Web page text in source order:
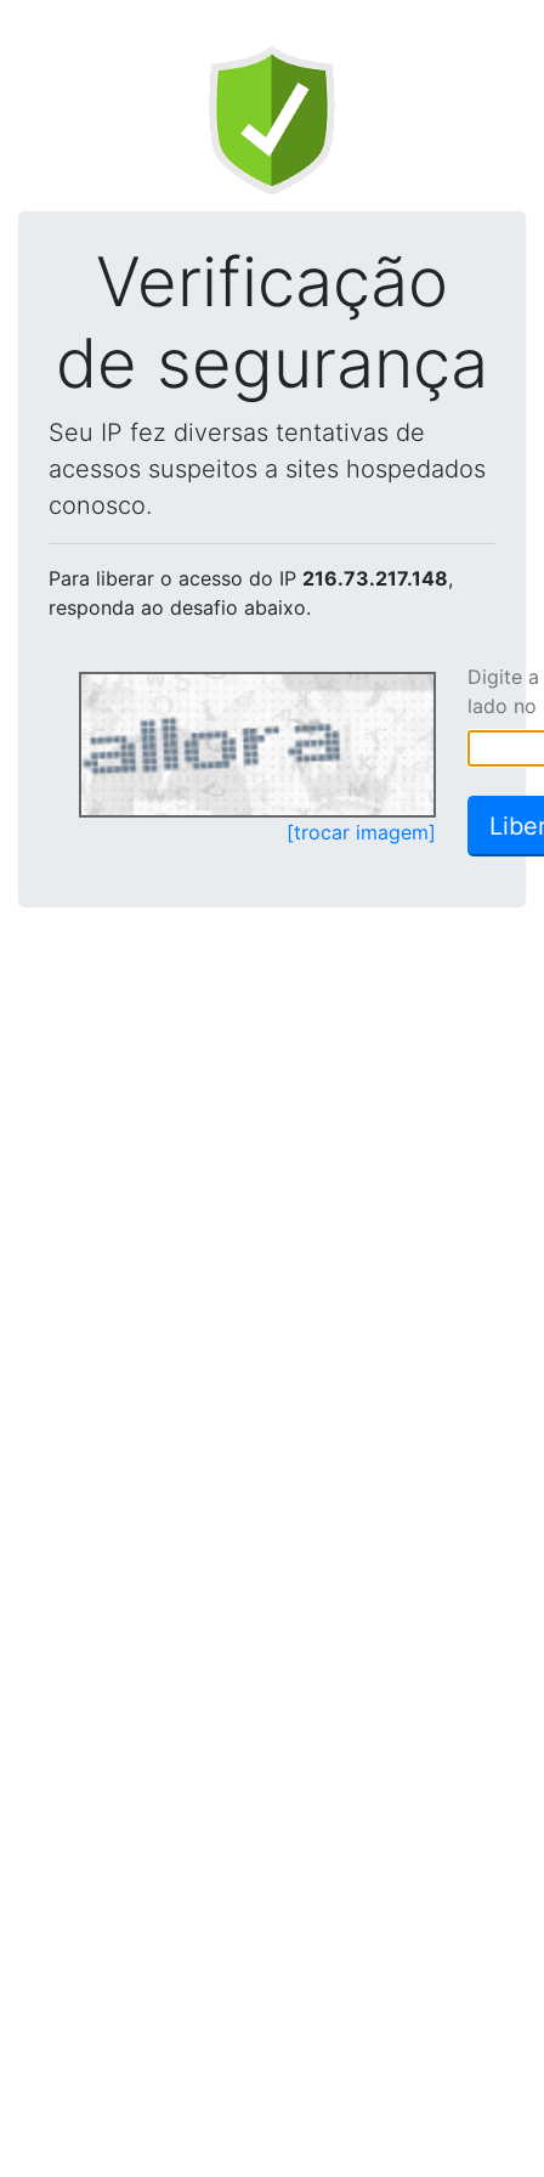
Verificação
de segurança
Seu IP fez diversas tentativas de
acessos suspeitos a sites hospedados
conosco.
Para liberar o acesso do IP 216.73.217.148,
responda ao desafio abaixo.
[trocar imagem]
Digite
lado no